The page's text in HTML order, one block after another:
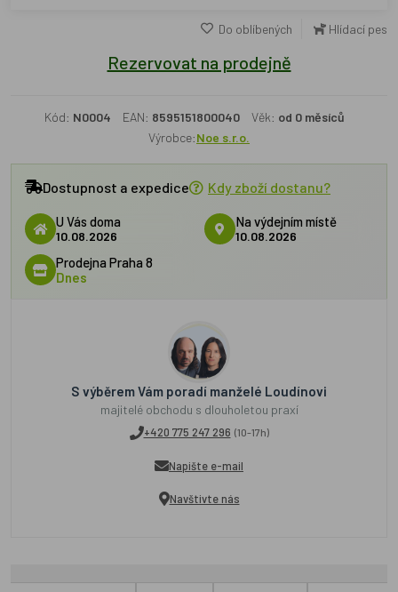
Do oblíbených Hlídací pes
Rezervovat na prodejně
Kód: N0004 EAN: 8595151800040 Věk: od 0 měsíců
Výrobce:Noe s.r.o.
Dostupnost a expedice Kdy zboží dostanu?
U Vás doma
10.08.2026
Na výdejním místě
10.08.2026
Prodejna Praha 8
Dnes
S výběrem Vám poradí manželé Loudínovi
majitelé obchodu s dlouholetou praxí
+420 775 247 296 (10-17h)
Napište e-mail
Navštivte nás